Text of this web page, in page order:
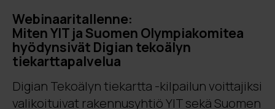
Webinaaritallenne:
Miten YIT ja Suomen Olympiakomitea
hyödynsivät Digian tekoälyn
tiekarttapalvelua
Digian Tekoälyn tiekartta -kilpailun voittajiksi
valikoituivat rakennusyhtiö YIT sekä Suomen